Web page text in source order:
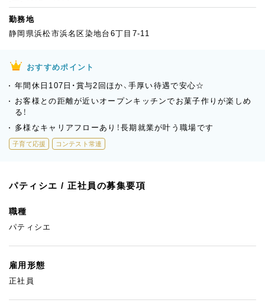
勤務地
静岡県浜松市浜名区染地台6丁目7-11
おすすめポイント
年間休日107日・賞与2回ほか、手厚い待遇で安心☆
お客様との距離が近いオープンキッチンでお菓子作りが楽しめ
る！
多様なキャリアフローあり！長期就業が叶う職場です
子育て応援 コンテスト常連
パティシエ / 正社員の募集要項
職種
パティシエ
雇用形態
正社員